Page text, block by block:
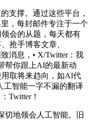
撑。通过这些平台，
，每封邮件专注于一个
会的从题，每天都有
抢手博客文章、
消息，• X/Twitter：我
帮你跟上AI的最新动
取将来趋向，如AI代
工智能一字不漏的翻译
Twitter！
地领会人工智能。旧